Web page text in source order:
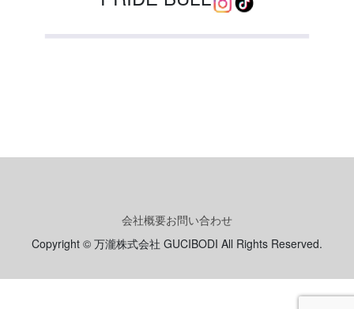
会社概要お問い合わせ
Copyright © 万瀧株式会社 GUCIBODI All Rights Reserved.